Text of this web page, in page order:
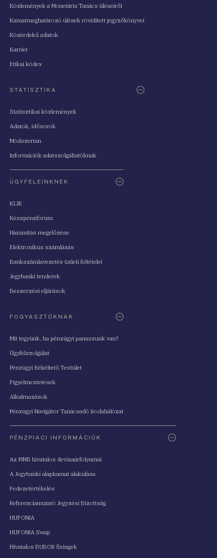
Közlemények a Monetáris Tanács üléseiről
Kamatmeghatározó ülések rövidített jegyzőkönyvei
Közérdekű adatok
Karrier
Etikai kódex
STATISZTIKA
Statisztikai közlemények
Adatok, idősorok
Módszertan
Információk adatszolgáltatóknak
ÜGYFELEINKNEK
KLIR
Készpénzfórum
Hamisítás megelőzése
Elektronikus számlázás
Bankszámlavezetés üzleti feltételei
Jegybanki tenderek
Beszerzési eljárások
FOGYASZTÓKNAK
Mit tegyünk, ha pénzügyi panaszunk van?
Ügyfélszolgálat
Pénzügyi Békéltető Testület
Figyelmeztetések
Alkalmazások
Pénzügyi Navigátor Tanácsadó Irodahálózat
PÉNZPIACI INFORMÁCIÓK
Az MNB hivatalos devizaárfolyamai
A Jegybanki alapkamat alakulása
Fedezetértékelés
Referenciamutató Jegyzési Bizottság
HUFONIA
HUFONIA Swap
Hivatalos BUBOR fixingek